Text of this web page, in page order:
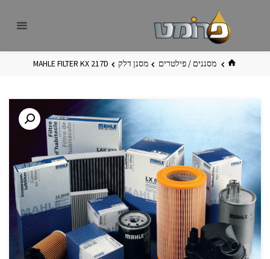
בית מסננים / פילטרים מסנן דלק MAHLE FILTER KX 217D